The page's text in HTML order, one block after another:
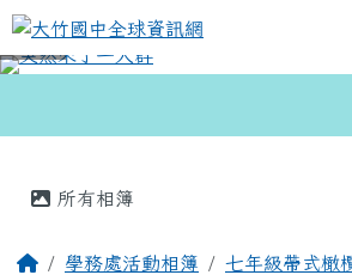
跳至主內容區
大竹國中全球資訊網
所有相簿
回首頁學務處活動相簿 七年級帶式橄